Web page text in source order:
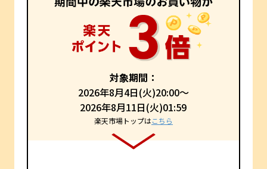
対象期間：
2026年8月4日(火)20:00～
2026年8月11日(火)01:59
楽天市場トップはこちら